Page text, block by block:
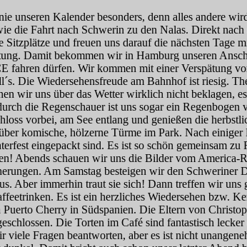
unseren Kalender besonders, denn alles andere
die Fahrt nach Schwerin zu den Nalas. Direkt
und freuen uns darauf die nächsten Tage
Damit bekommen wir in Hamburg unseren
fahren dürfen. Wir kommen mit einer Verspätung
Die Wiedersehensfreude am Bahnhof ist riesig.
wir uns über das Wetter wirklich nicht beklagen,
die Regenschauer ist uns sogar ein Regenbogen
vorbei, am See entlang und genießen die
komische, hölzerne Türme im Park. Nach einiger
eingepackt sind. Es ist so schön gemeinsam zu
Abends schauen wir uns die Bilder vom America-
Am Samstag besteigen wir den Schweriner
Aber immerhin traut sie sich! Dann treffen wir uns
Es ist ein herzliches Wiedersehen bzw.
Cherry in Südspanien. Die Eltern von
Die Torten im Café sind fantastisch
Fragen beantworten, aber es ist nicht